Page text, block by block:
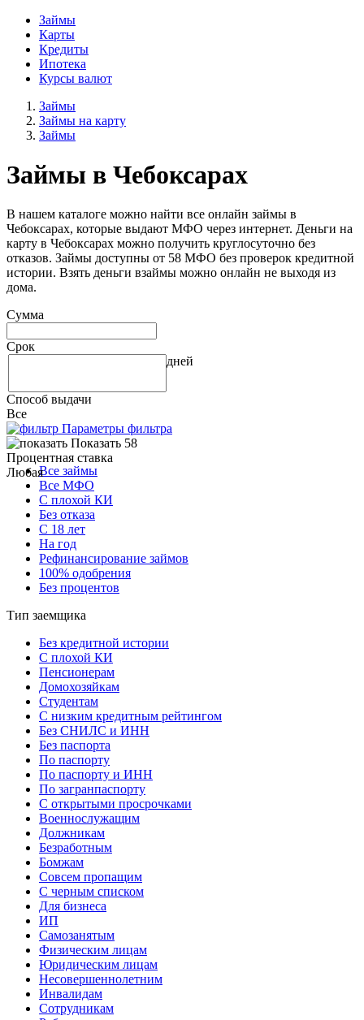
Займы
Карты
Кредиты
Ипотека
Курсы валют
Займы
Займы на карту
Займы
Займы в Чебоксарах
В нашем каталоге можно найти все онлайн займы в
Чебоксарах, которые выдают МФО через интернет. Деньги на
карту в Чебоксарах можно получить круглосуточно без
отказов. Займы доступны от 58 МФО без проверок кредитной
истории. Взять деньги взаймы можно онлайн не выходя из
дома.
Сумма
Срок
дней
Способ выдачи
Все
Параметры фильтра
Показать 58
Процентная ставка
ЛюбаяВсе займы
Все МФО
С плохой КИ
Без отказа
С 18 лет
На год
Рефинансирование займов
100% одобрения
Без процентов
Тип заемщика
Без кредитной истории
С плохой КИ
Пенсионерам
Домохозяйкам
Студентам
С низким кредитным рейтингом
Без СНИЛС и ИНН
Без паспорта
По паспорту
По паспорту и ИНН
По загранпаспорту
С открытыми просрочками
Военнослужащим
Должникам
Безработным
Бомжам
Совсем пропащим
С черным списком
Для бизнеса
ИП
Самозанятым
Физическим лицам
Юридическим лицам
Несовершеннолетним
Инвалидам
Сотрудникам